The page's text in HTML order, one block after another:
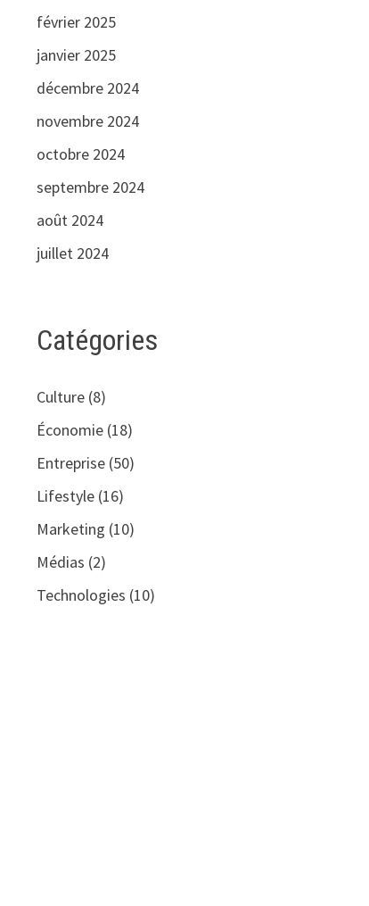
février 2025
janvier 2025
décembre 2024
novembre 2024
octobre 2024
septembre 2024
août 2024
juillet 2024
Catégories
Culture(8)
Économie(18)
Entreprise(50)
Lifestyle(16)
Marketing (10)
Médias (2)
Technologies (10)